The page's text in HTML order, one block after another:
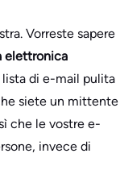
Vorreste sapere
elettronica
lista di e-mail pulita
siete un mittente
che le vostre e-
invece di